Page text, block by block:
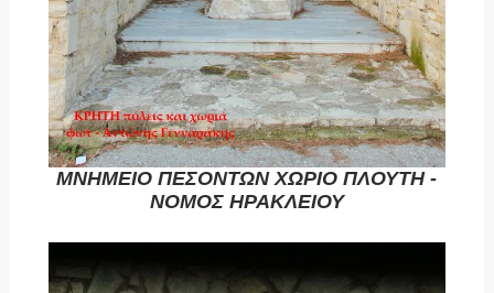
ΜΝΗΜΕΙΟ ΠΕΣΟΝΤΩΝ ΧΩΡΙΟ ΠΛΟΥΤΗ -
ΝΟΜΟΣ ΗΡΑΚΛΕΙΟΥ